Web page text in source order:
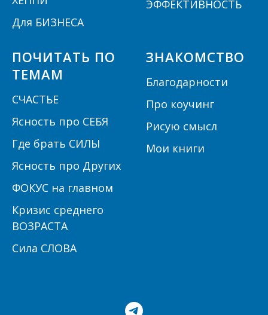
Для БИЗНЕСА
ЭФФЕКТИВНОСТЬ
ПОЧИТАТЬ ПО
ТЕМАМ
СЧАСТЬЕ
Ясность про СЕБЯ
Где брать СИЛЫ
Ясность про Других
ФОКУС на главном
Кризис среднего
ВОЗРАСТА
Сила СЛОВА
ЗНАКОМСТВО
Благодарности
Про коучинг
Рисую смысл
Мои книги